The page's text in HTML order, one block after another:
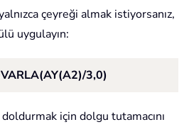
çeyreği almak istiyorsanız,
uygulayın:
3,0)
için dolgu tutamacını